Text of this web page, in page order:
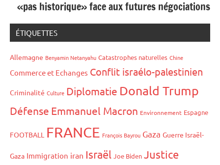
«pas historique» face aux futures négociations
ÉTIQUETTES
Allemagne Benyamin Netanyahu Catastrophes naturelles Chine
Commerce et Echanges Conflit israélo-palestinien
Criminalité Culture Diplomatie Donald Trump
Défense Emmanuel Macron Environnement Espagne
FOOTBALL FRANCE François Bayrou Gaza Guerre Israël-
Gaza Immigration iran Israël Joe Biden Justice